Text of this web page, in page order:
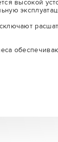
высокой